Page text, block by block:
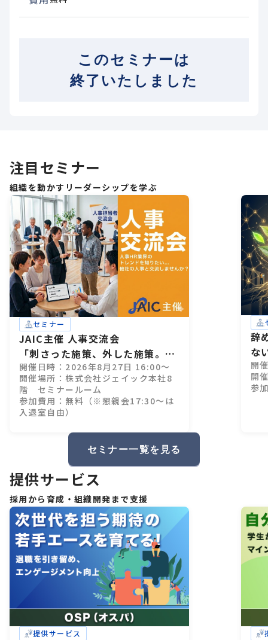
このセミナーは
終了いたしました
注目セミナー
組織を動かすリーダーシップを学ぶ
セミナー
JAIC主催 人事交流会
「刺さった施策、外した施策。」
28卒インターン設計、成功・失敗
のすべて
開催日時：2026年8月27日 16:00～
開催場所：株式会社ジェイック本社8
階 セミナールーム
参加費用：無料（※懇親会17:30～は
入退室自由）
辞
な
開
開
参
セミナー一覧を見る
提供サービス
採用から育成・組織開発まで支援
提供サービス